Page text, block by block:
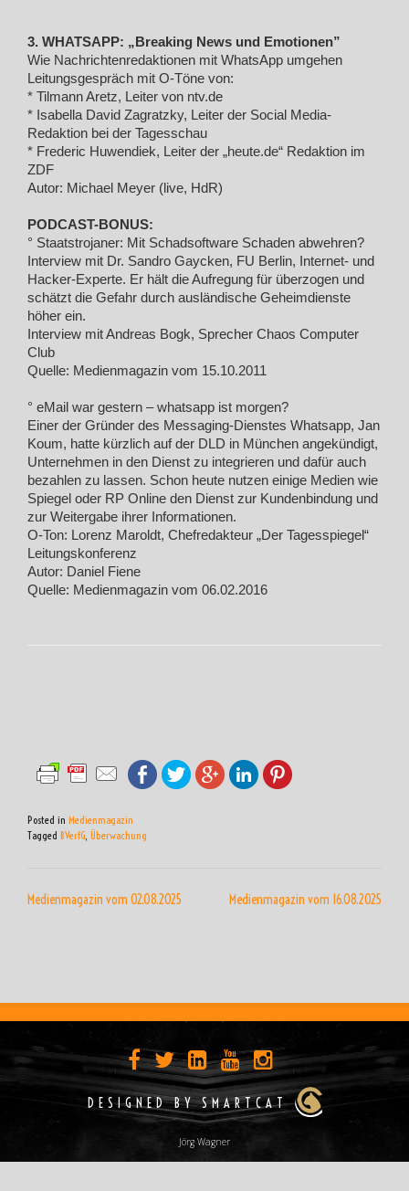
3. WHATSAPP: „Breaking News und Emotionen”
Wie Nachrichtenredaktionen mit WhatsApp umgehen
Leitungsgespräch mit O-Töne von:
* Tilmann Aretz, Leiter von ntv.de
* Isabella David Zagratzky, Leiter der Social Media-
Redaktion bei der Tagesschau
* Frederic Huwendiek, Leiter der „heute.de“ Redaktion im
ZDF
Autor: Michael Meyer (live, HdR)
PODCAST-BONUS:
° Staatstrojaner: Mit Schadsoftware Schaden abwehren?
Interview mit Dr. Sandro Gaycken, FU Berlin, Internet- und
Hacker-Experte. Er hält die Aufregung für überzogen und
schätzt die Gefahr durch ausländische Geheimdienste
höher ein.
Interview mit Andreas Bogk, Sprecher Chaos Computer
Club
Quelle: Medienmagazin vom 15.10.2011
° eMail war gestern – whatsapp ist morgen?
Einer der Gründer des Messaging-Dienstes Whatsapp, Jan
Koum, hatte kürzlich auf der DLD in München angekündigt,
Unternehmen in den Dienst zu integrieren und dafür auch
bezahlen zu lassen. Schon heute nutzen einige Medien wie
Spiegel oder RP Online den Dienst zur Kundenbindung und
zur Weitergabe ihrer Informationen.
O-Ton: Lorenz Maroldt, Chefredakteur „Der Tagesspiegel“
Leitungskonferenz
Autor: Daniel Fiene
Quelle: Medienmagazin vom 06.02.2016
Posted in Medienmagazin
Tagged BVerfG, Überwachung
Medienmagazin vom 02.08.2025 Medienmagazin vom 16.08.2025
DESIGNED BY SMARTCAT
Jörg Wagner